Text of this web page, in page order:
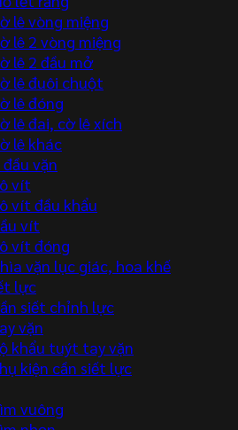
lê vòng miệng
lê 2 vòng miệng
lê 2 đầu mở
lê đuôi chuột
lê đóng
lê đai, cờ lê xích
lê khác
vặn
vít
vít đầu khẩu
vít
vít đóng
vặn lục giác, hoa khế
lực
siết chỉnh lực
vặn
khẩu tuýt tay vặn
kiện cần siết lực
vuông